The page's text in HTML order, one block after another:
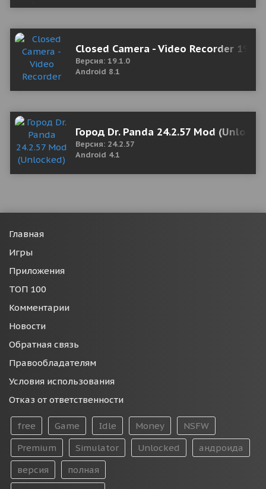
Closed Camera - Video Recorder
Версия: 19.1.0
Android 8.1
Город Dr. Panda 24.2.57 Mod
Версия: 24.2.57
Android 4.1
Главная
Игры
Приложения
ТОП 100
Комментарии
Новости
Обратная связь
Правообладателям
Условия использования
Отказ от ответственности
free Game Idle Money
NSFW
Premium
Simulator Unlocked
андроида
версия
полная